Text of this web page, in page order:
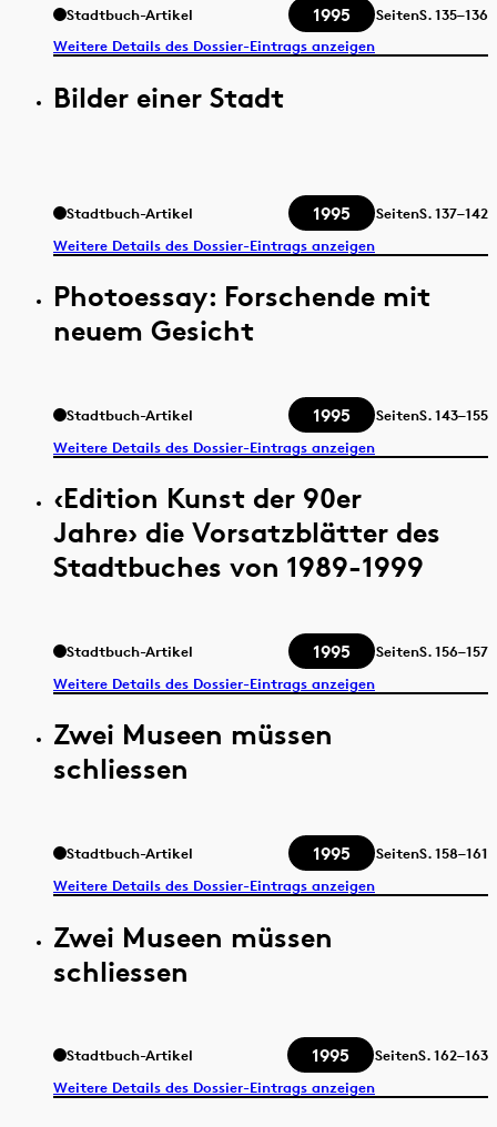
Stadtbuch-Artikel 1995 SeitenS.135–136
Weitere Details des Dossier-Eintrags anzeigen
Bilder einer Stadt
Stadtbuch-Artikel 1995 SeitenS.137–142
Weitere Details des Dossier-Eintrags anzeigen
Photoessay: Forschende mit
neuem Gesicht
Stadtbuch-Artikel 1995 SeitenS.143–155
Weitere Details des Dossier-Eintrags anzeigen
‹Edition Kunst der 90er
Jahre› die Vorsatzblätter des
Stadtbuches von 1989-1999
Stadtbuch-Artikel 1995 SeitenS.156–157
Weitere Details des Dossier-Eintrags anzeigen
Zwei Museen müssen
schliessen
Stadtbuch-Artikel 1995 SeitenS.158–161
Weitere Details des Dossier-Eintrags anzeigen
Zwei Museen müssen
schliessen
Stadtbuch-Artikel 1995 SeitenS.162–163
Weitere Details des Dossier-Eintrags anzeigen